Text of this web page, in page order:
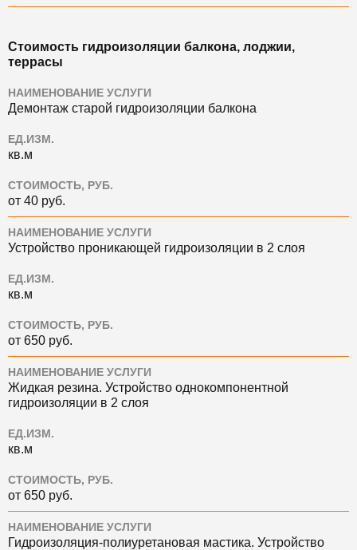
Стоимость гидроизоляции балкона, лоджии,
террасы
НАИМЕНОВАНИЕ УСЛУГИ
Демонтаж старой гидроизоляции балкона
ЕД.ИЗМ.
кв.м
СТОИМОСТЬ, РУБ.
от 40 руб.
НАИМЕНОВАНИЕ УСЛУГИ
Устройство проникающей гидроизоляции в 2 слоя
ЕД.ИЗМ.
кв.м
СТОИМОСТЬ, РУБ.
от 650 руб.
НАИМЕНОВАНИЕ УСЛУГИ
Жидкая резина. Устройство однокомпонентной
гидроизоляции в 2 слоя
ЕД.ИЗМ.
кв.м
СТОИМОСТЬ, РУБ.
от 650 руб.
НАИМЕНОВАНИЕ УСЛУГИ
Гидроизоляция-полиуретановая мастика. Устройство